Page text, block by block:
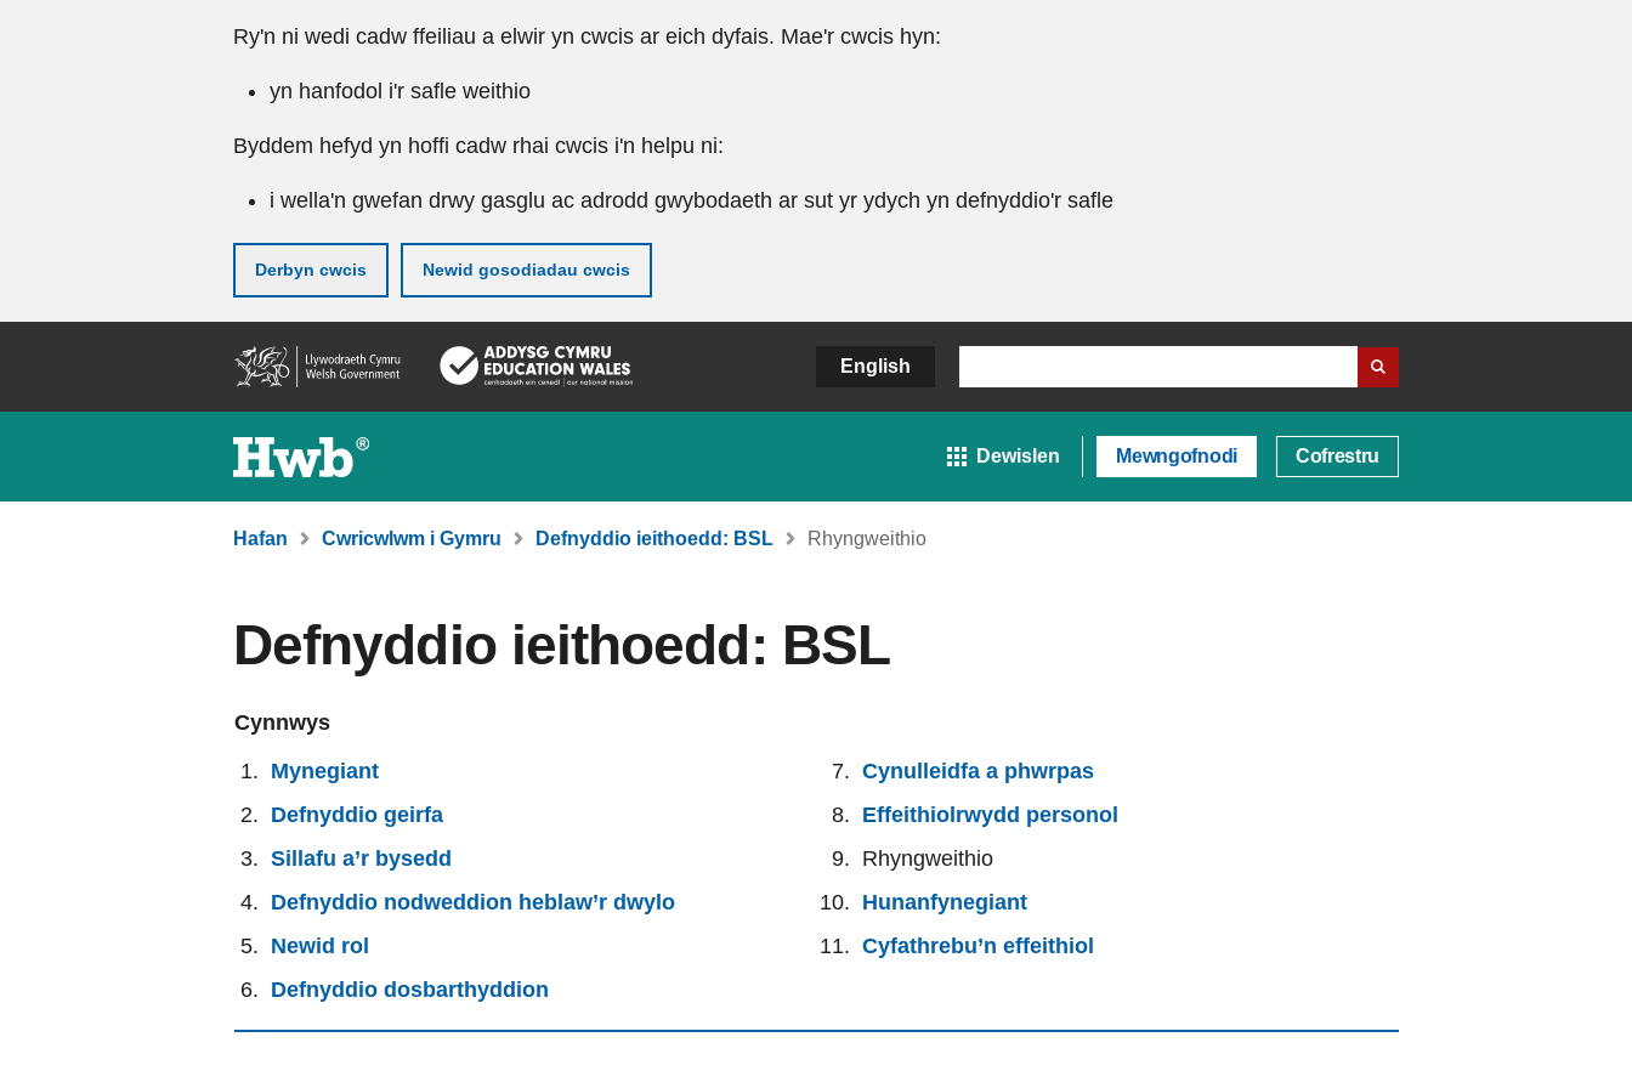
Ry'n ni wedi cadw ffeiliau a elwir yn cwcis ar eich dyfais. Mae'r cwcis hyn:
yn hanfodol i'r safle weithio
Byddem hefyd yn hoffi cadw rhai cwcis i'n helpu ni:
i wella'n gwefan drwy gasglu ac adrodd gwybodaeth ar sut yr ydych yn defnyddio'r safle
Derbyn cwcis Newid gosodiadau cwcis
gynnwy
English
Dewislen Mewngofnodi Cofrestru
Hafan Cwricwlwm i Gymru Defnyddio ieithoedd: BSL Rhyngweithio
Defnyddio ieithoedd: BSL
Cynnwys
Mynegiant
Defnyddio geirfa
Sillafu a’r bysedd
Defnyddio nodweddion heblaw’r dwylo
Newid rol
Defnyddio dosbarthyddion
Cynulleidfa a phwrpas
Effeithiolrwydd personol
Rhyngweithio
Hunanfynegiant
Cyfathrebu’n effeithiol